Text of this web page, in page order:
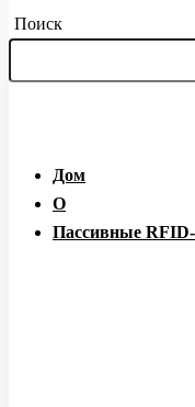
Поиск
Дом
О
Пассивные